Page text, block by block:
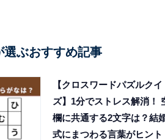
選ぶおすすめ記事
【クロスワードパズルクイ
ズ】1分でストレス解消！
欄に共通する2文字は？結
式にまつわる言葉がヒント